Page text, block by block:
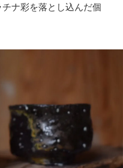
ナ彩を落とし込んだ個